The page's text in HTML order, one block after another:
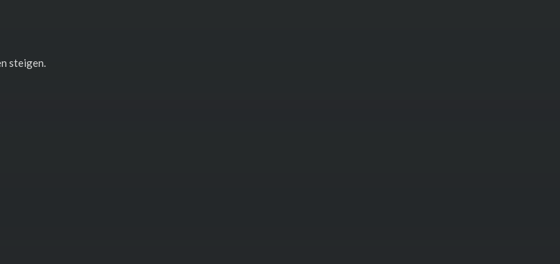
steigen.